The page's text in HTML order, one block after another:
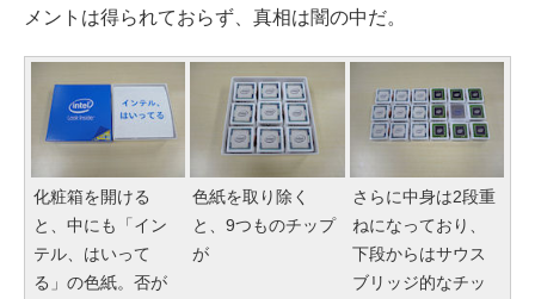
メントは得られておらず、真相は闇の中だ。
化粧箱を開ける
と、中にも「イン
テル、はいって
る」の色紙。否が
色紙を取り除く
と、9つものチップ
が
さらに中身は2段重
ねになっており、
下段からはサウス
ブリッジ的なチッ